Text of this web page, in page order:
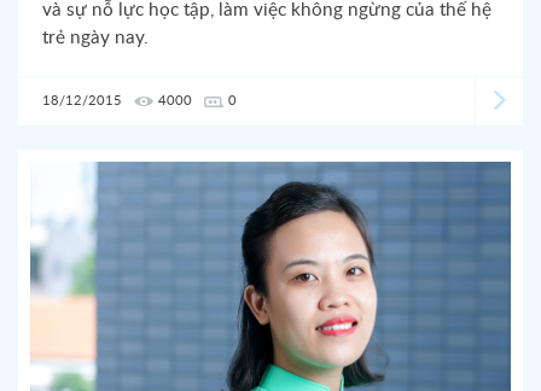
và sự nỗ lực học tập, làm việc không ngừng của thế hệ
trẻ ngày nay.
18/12/2015 4000 0